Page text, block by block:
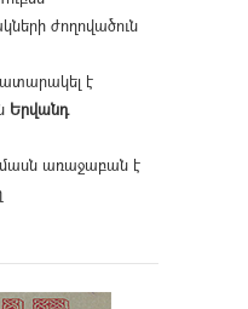
ժողովածուն
է
Երվանդ
առաջաբան է